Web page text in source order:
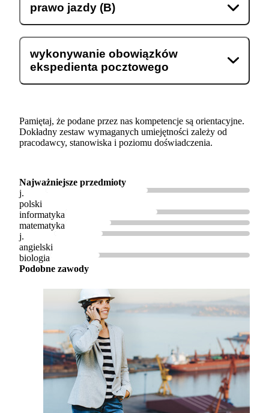
prawo jazdy (B)
wykonywanie obowiązków
ekspedienta pocztowego
Pamiętaj, że podane przez nas kompetencje są orientacyjne.
Dokładny zestaw wymaganych umiejętności zależy od
pracodawcy, stanowiska i poziomu doświadczenia.
Najważniejsze przedmioty
j.
polski
informatyka
matematyka
j.
angielski
biologia
Podobne zawody